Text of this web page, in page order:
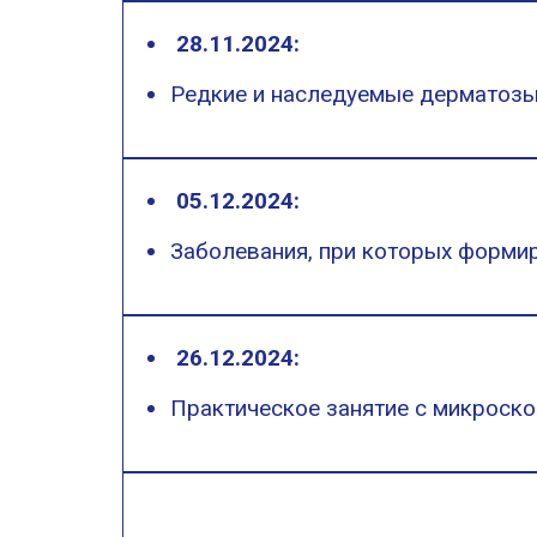
28.11.2024:
Редкие и наследуемые
05.12.2024:
Заболевания, при которых
26.12.2024:
Практическое занятие с